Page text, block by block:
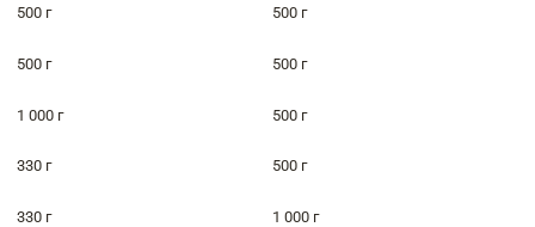
500 г 500 г
500 г 500 г
1 000 г 500 г
330 г 500 г
330 г 1 000 г